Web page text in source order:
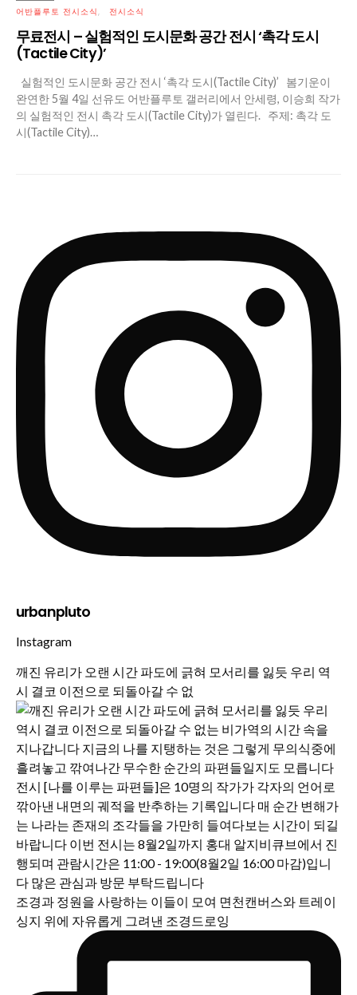
어반플루토 전시소식 전시소식
무료전시 – 실험적인 도시문화 공간 전시 ‘촉각 도시
(Tactile City)’
실험적인 도시문화 공간 전시 ‘촉각 도시(Tactile City)’ 봄기운이
완연한 5월 4일 선유도 어반플루토 갤러리에서 안세령, 이승희 작가
의 실험적인 전시 촉각 도시(Tactile City)가 열린다. 주제: 촉각 도
시(Tactile City)…
urbanpluto
Instagram
깨진 유리가 오랜 시간 파도에 긁혀 모서리를 잃듯 우리 역
시 결코 이전으로 되돌아갈 수 없
조경과 정원을 사랑하는 이들이 모여 면천캔버스와 트레이
싱지 위에 자유롭게 그려낸 조경드로잉